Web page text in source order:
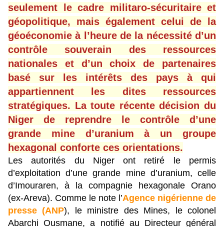
seulement le cadre militaro-sécuritaire et
géopolitique, mais également celui de la
géoéconomie à l’heure de la nécessité d’un
contrôle souverain des ressources
nationales et d’un choix de partenaires
basé sur les intérêts des pays à qui
appartiennent les dites ressources
stratégiques. La toute récente décision du
Niger de reprendre le contrôle d’une
grande mine d’uranium à un groupe
hexagonal conforte ces orientations.
Les autorités du Niger ont retiré le permis
d’exploitation d’une grande mine d’uranium, celle
d’Imouraren, à la compagnie hexagonale Orano
(ex-Areva). Comme le note l’Agence nigérienne de
presse (ANP), le ministre des Mines, le colonel
Abarchi Ousmane, a notifié au Directeur général